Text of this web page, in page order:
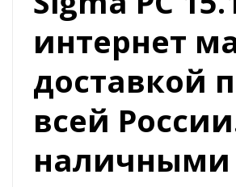
интернет
доставкой
всей
наличными